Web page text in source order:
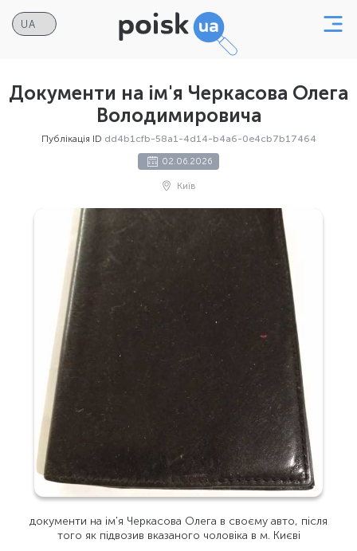
Документи на ім'я Черкасова Олега
Володимировича
Публікація ID dd4b1cfb-58a1-4d14-b4a6-0e4cb7b17464
02.06.2026
Київ
документи на ім'я Черкасова Олега в своєму авто, після
того як підвозив вказаного чоловіка в м. Києві